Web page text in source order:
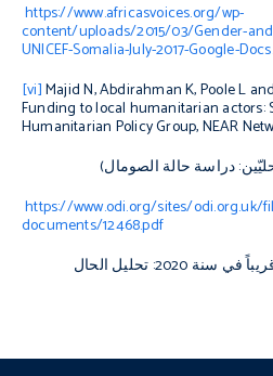
https://www.africasvoices.org/wp-
content/uploads/2015/03/Gender-
UNICEF-Somalia-July-2017-Google-
[vi]Majid N, Abdirahman K, Poole L
Funding to local humanitarian actors:
Humanitarian Policy Group, NEAR
:دراسة حالة الصومال)
https://www.odi.org/sites/odi.org.uk/
documents/12468.pdf
في سنة 2020: تحليل الحال